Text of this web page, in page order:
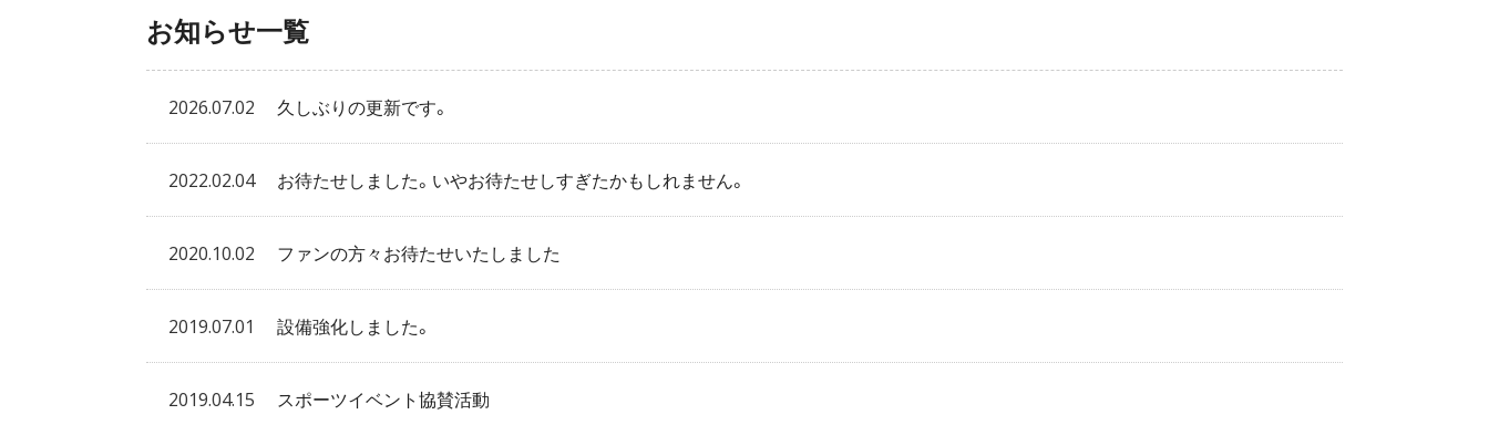
お知らせ一覧
2026.07.02 久しぶりの更新です。
2022.02.04 お待たせしました。いやお待たせしすぎたかもしれません。
2020.10.02 ファンの方々お待たせいたしました
2019.07.01 設備強化しました。
2019.04.15 スポーツイベント協賛活動